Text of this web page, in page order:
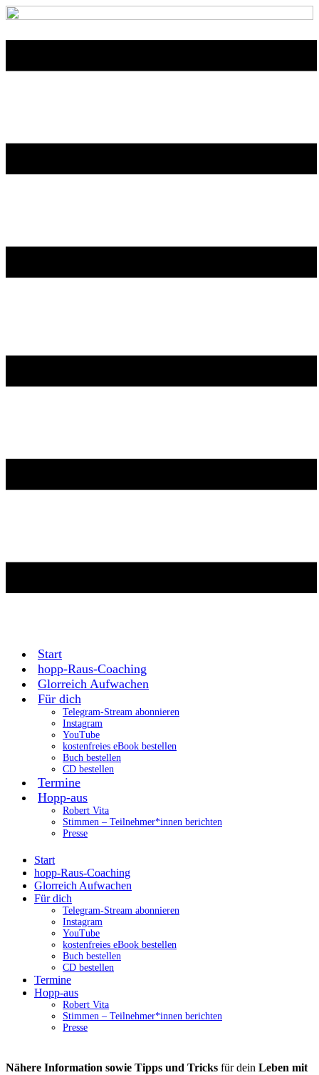
Start
hopp-Raus-Coaching
Glorreich Aufwachen
Für dich
Telegram-Stream abonnieren
Instagram
YouTube
kostenfreies eBook bestellen
Buch bestellen
CD bestellen
Termine
Hopp-aus
Robert Vita
Stimmen – Teilnehmer*innen berichten
Presse
Start
hopp-Raus-Coaching
Glorreich Aufwachen
Für dich
Telegram-Stream abonnieren
Instagram
YouTube
kostenfreies eBook bestellen
Buch bestellen
CD bestellen
Termine
Hopp-aus
Robert Vita
Stimmen – Teilnehmer*innen berichten
Presse
Nähere Information sowie Tipps und Tricks für dein Leben mit